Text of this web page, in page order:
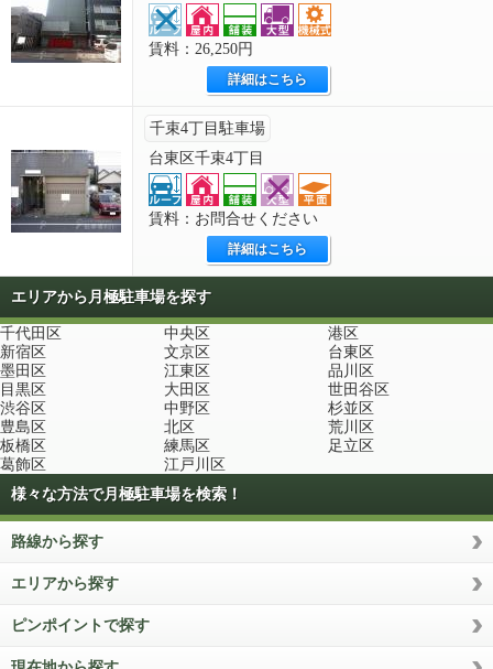
賃料：26,250円
詳細はこちら
千束4丁目駐車場
台東区千束4丁目
賃料：お問合せください
詳細はこちら
エリアから月極駐車場を探す
千代田区 中央区
港区
新宿区
文京区
台東区
墨田区
江東区
品川区
目黒区
大田区
世田谷区
渋谷区
中野区
杉並区
豊島区
北区
荒川区
板橋区
練馬区
足立区
葛飾区
江戸川区
様々な方法で月極駐車場を検索！
路線から探す
エリアから探す
ピンポイントで探す